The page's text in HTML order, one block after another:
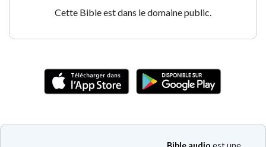
Cette Bible est dans le domaine public.